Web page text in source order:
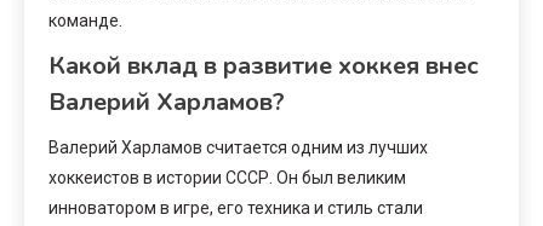
команде.
Какой вклад в развитие хоккея внес
Валерий Харламов?
Валерий Харламов считается одним из лучших
хоккеистов в истории СССР. Он был великим
инноватором в игре, его техника и стиль стали